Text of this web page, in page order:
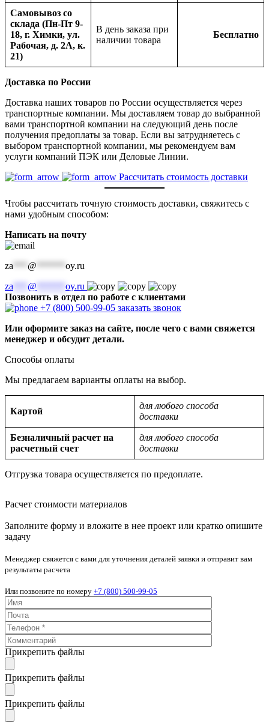
Самовывоз со
склада (Пн-Пт 9-
18, г. Химки, ул.
Рабочая, д. 2А, к.
21)
В день заказа при
наличии товара
Бесплатно
Доставка по России
Доставка наших товаров по России осуществляется через
транспортные компании. Мы доставляем товар до выбранной
вами транспортной компании на следующий день после
получения предоплаты за товар. Если вы затрудняетесь с
выбором транспортной компании, мы рекомендуем вам
услуги компаний ПЭК или Деловые Линии.
Рассчитать стоимость доставки
Чтобы рассчитать точную стоимость доставки, свяжитесь с
нами удобным способом:
Написать на почту
za @
oy.ru
za
@
oy.ru
Позвонить в отдел по работе с клиентами
+7 (800) 500-99-05 заказать звонок
Или оформите заказ на сайте, после чего с вами свяжется
менеджер и обсудит детали.
Способы оплаты
Мы предлагаем варианты оплаты на выбор.
Картой
для любого способа
доставки
Безналичный расчет на
расчетный счет
для любого способа
доставки
Отгрузка товара осуществляется по предоплате.
Расчет стоимости материалов
Заполните форму и вложите в нее проект или кратко опишите
задачу
Менеджер свяжется с вами для уточнения деталей заявки и отправит вам
результаты расчета
Или позвоните по номеру +7 (800) 500-99-05
Прикрепить файлы
Прикрепить файлы
Прикрепить файлы